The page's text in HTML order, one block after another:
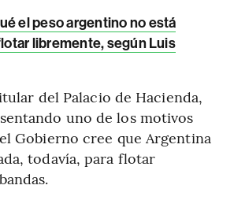
el peso argentino no está
libremente, según Luis
del Palacio de Hacienda,
uno de los motivos
Gobierno cree que Argentina
todavía, para flotar